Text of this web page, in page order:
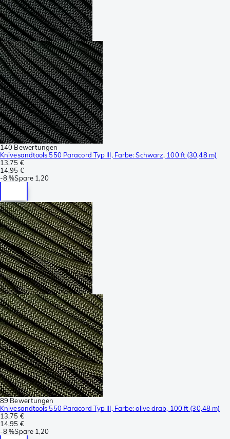
140 Bewertungen
Knivesandtools 550 Paracord Typ III, Farbe: Schwarz, 100 ft (30,48 m)
13,75 €
14,95 €
-8 %Spare 1,20
89 Bewertungen
Knivesandtools 550 Paracord Typ III, Farbe: olive drab, 100 ft (30,48 m)
13,75 €
14,95 €
-8 %Spare 1,20